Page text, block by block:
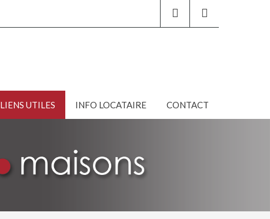
LIENS UTILES INFO LOCATAIRE CONTACT